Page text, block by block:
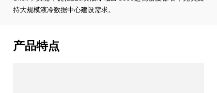
持大规模液冷数据中心建设需求。
产品特点